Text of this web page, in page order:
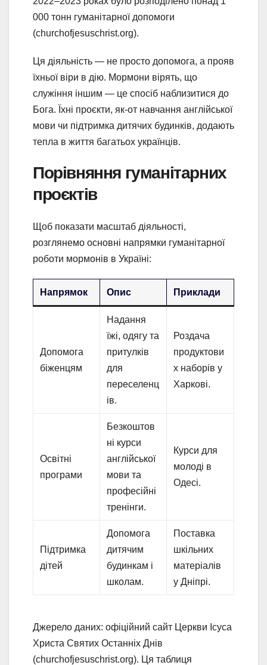
000 тонн гуманітарної допомоги
(churchofjesuschrist.org).
Ця діяльність — не просто допомога, а прояв
їхньої віри в дію. Мормони вірять, що
служіння іншим — це спосіб наблизитися до
Бога. Їхні проєкти, як-от навчання англійської
мови чи підтримка дитячих будинків, додають
тепла в життя багатьох українців.
Порівняння гуманітарних
проєктів
Щоб показати масштаб діяльності,
розглянемо основні напрямки гуманітарної
роботи мормонів в Україні:
Напрямок Опис Приклади
Допомога
біженцям
Надання
їжі, одягу та
притулків
для
переселенц
ів.
Роздача
продуктови
х наборів у
Харкові.
Освітні
програми
Безкоштов
ні курси
англійської
мови та
професійні
тренінги.
Курси для
молоді в
Одесі.
Підтримка
дітей
Допомога
дитячим
будинкам і
школам.
Поставка
шкільних
матеріалів
у Дніпрі.
Джерело даних: офіційний сайт Церкви Ісуса
Христа Святих Останніх Днів
(churchofjesuschrist.org). Ця таблиця